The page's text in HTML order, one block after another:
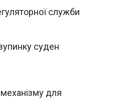
служби
суден
для